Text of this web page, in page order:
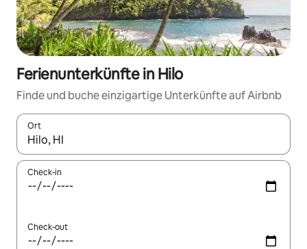
Ferienunterkünfte in Hilo
Finde und buche einzigartige Unterkünfte auf Airbnb
Ort
Wenn Ergebnisse verfügbar sind, navigiere mit den
Check-in
Check-out